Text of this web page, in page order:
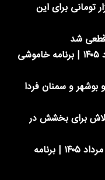
واریز یارانه ۲ میلیون و ۹۸۵ هزار تومانی برای این
قطعی شد
جدول قطعی برق مشهد روز شنبه ۱۷ مرداد ۱۴۰۵ | برنامه خاموشی
و سمنان فردا
برای بخشش در
جدول قطعی برق البرز و کرج روز شنبه ۱۷ مرداد ۱۴۰۵ | برنامه